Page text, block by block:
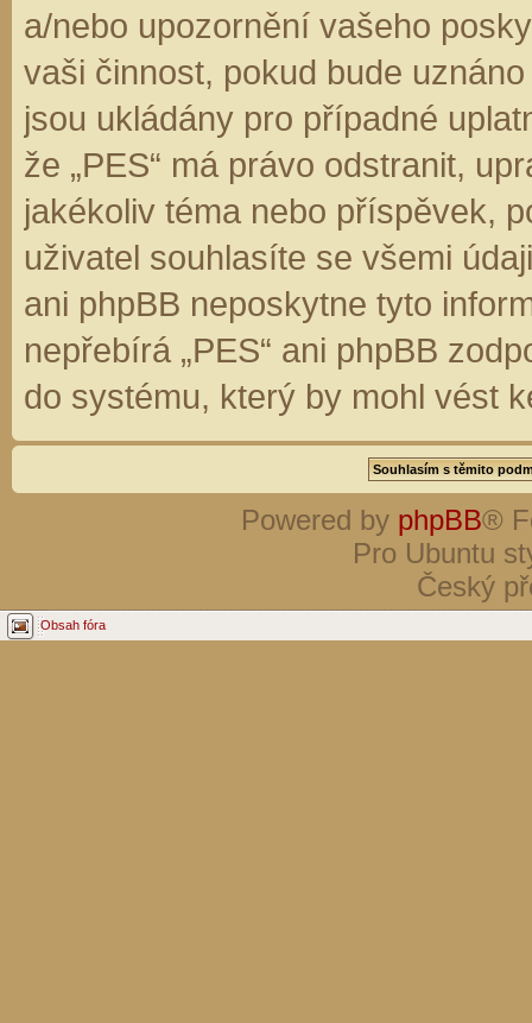
a/nebo upozornění vašeho
vaši činnost, pokud bude
jsou ukládány pro případné
že „PES“ má právo odstranit,
jakékoliv téma nebo příspěvek,
uživatel souhlasíte se všemi
ani phpBB neposkytne tyto
nepřebírá „PES“ ani phpBB
do systému, který by mohl vést
Powered by phpBB®
Pro Ubuntu
Český
Obsah fóra